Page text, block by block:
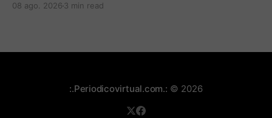
mensajes de acercamiento regional.
08 ago. 2026 3 min read
:.Periodicovirtual.com.: © 2026